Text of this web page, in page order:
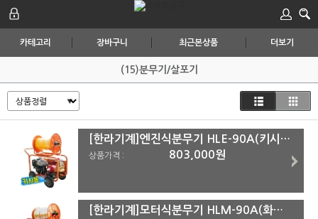
카테고리 장바구니 최근본상품 더보기
(15)분무기/살포기
[한라기계]엔진식분무기 HLE-90A(키시동타입) (대신택배)
상품가격 : 803,000원
[한라기계]모터식분무기 HLM-90A(화물착불)